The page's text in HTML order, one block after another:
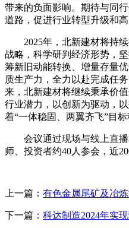
带来的负面影响。期待与同
道路，促进行业转型升级和高
2025年，北新建材将持续
战略，科学研判经济形势，
筹新旧动能转换、增量存量
质生产力，全力以赴完成任
来，北新建材将继续秉承价
行业潜力，以创新为驱动，
着“一体稳固、两翼齐飞”目
会议通过现场与线上直播
师、投资者约40人参会，近
上一篇： 有色金属尾矿及冶
下一篇： 科达制造2024年实